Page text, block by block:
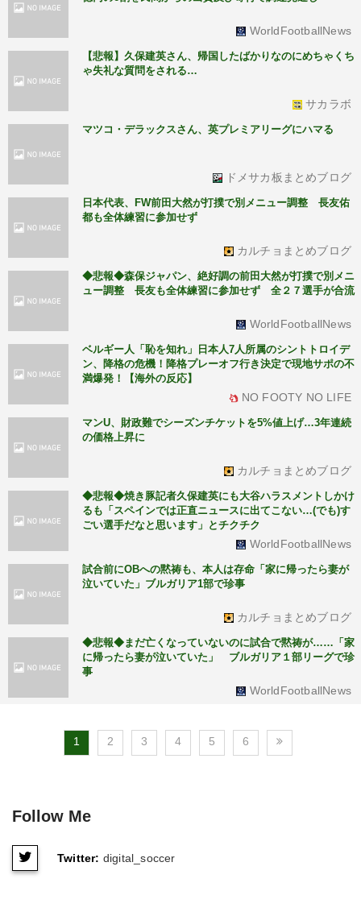
WorldFootballNews
【悲報】久保建英さん、帰国したばかりなのにめちゃくち
ゃ失礼な質問をされる…
サカラボ
マツコ・デラックスさん、英プレミアリーグにハマる
ドメサカ板まとめブログ
日本代表、FW前田大然が打撲で別メニュー調整 長友佑
都も全体練習に参加せず
カルチョまとめブログ
◆悲報◆森保ジャパン、絶好調の前田大然が打撲で別メニ
ュー調整 長友も全体練習に参加せず 全２７選手が合流
WorldFootballNews
ベルギー人「恥を知れ」日本人7人所属のシントトロイデ
ン、降格の危機！降格プレーオフ行き決定で現地サポの不
満爆発！【海外の反応】
NO FOOTY NO LIFE
マンU、財政難でシーズンチケットを5%値上げ…3年連続
の価格上昇に
カルチョまとめブログ
◆悲報◆焼き豚記者久保建英にも大谷ハラスメントしかけ
るも「スペインでは正直ニュースに出てこない…(でも)す
ごい選手だなと思います」とチクチク
WorldFootballNews
試合前にOBへの黙祷も、本人は存命「家に帰ったら妻が
泣いていた」ブルガリア1部で珍事
カルチョまとめブログ
◆悲報◆まだ亡くなっていないのに試合で黙祷が……「家
に帰ったら妻が泣いていた」 ブルガリア１部リーグで珍
事
WorldFootballNews
1 2 3 4 5 6
Follow Me
Twitter: digital_soccer